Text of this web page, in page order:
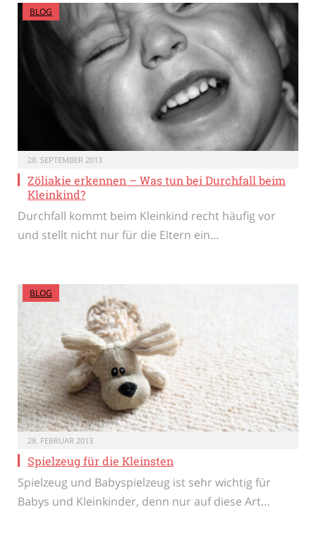
BLOG
28. SEPTEMBER 2013
Zöliakie erkennen – Was tun bei Durchfall beim
Kleinkind?
Durchfall kommt beim Kleinkind recht häufig vor
und stellt nicht nur für die Eltern ein…
BLOG
28. FEBRUAR 2013
Spielzeug für die Kleinsten
Spielzeug und Babyspielzeug ist sehr wichtig für
Babys und Kleinkinder, denn nur auf diese Art…